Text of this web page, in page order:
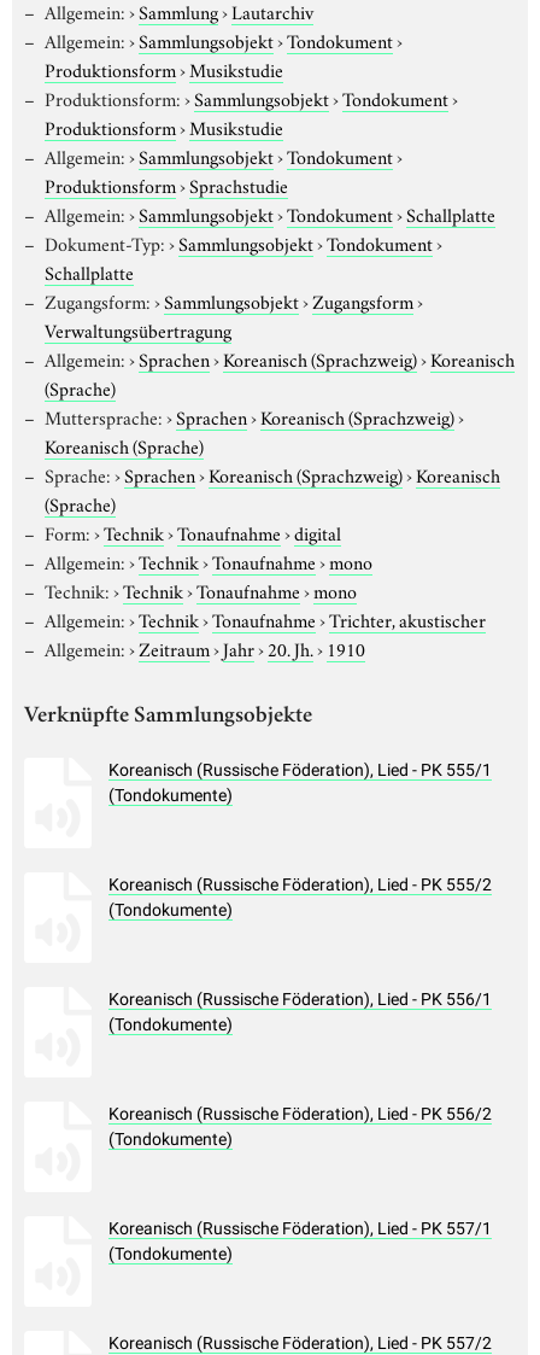
Allgemein:›Sammlung›Lautarchiv
Allgemein:›Sammlungsobjekt›Tondokument›
Produktionsform›Musikstudie
Produktionsform:›Sammlungsobjekt›Tondokument›
Produktionsform›Musikstudie
Allgemein:›Sammlungsobjekt›Tondokument›
Produktionsform›Sprachstudie
Allgemein:›Sammlungsobjekt›Tondokument›Schallplatte
Dokument-Typ:›Sammlungsobjekt›Tondokument›
Schallplatte
Zugangsform:›Sammlungsobjekt›Zugangsform›
Verwaltungsübertragung
Allgemein:›Sprachen›Koreanisch (Sprachzweig)›Koreanisch
(Sprache)
Muttersprache:›Sprachen›Koreanisch (Sprachzweig)›
Koreanisch (Sprache)
Sprache:›Sprachen›Koreanisch (Sprachzweig)›Koreanisch
(Sprache)
Form:›Technik›Tonaufnahme›digital
Allgemein:›Technik›Tonaufnahme›mono
Technik:›Technik›Tonaufnahme›mono
Allgemein:›Technik›Tonaufnahme›Trichter, akustischer
Allgemein:›Zeitraum›Jahr›20. Jh.› 1910
Verknüpfte Sammlungsobjekte
Koreanisch (Russische Föderation), Lied - PK 555/1
(Tondokumente)
Koreanisch (Russische Föderation), Lied - PK 555/2
(Tondokumente)
Koreanisch (Russische Föderation), Lied - PK 556/1
(Tondokumente)
Koreanisch (Russische Föderation), Lied - PK 556/2
(Tondokumente)
Koreanisch (Russische Föderation), Lied - PK 557/1
(Tondokumente)
Koreanisch (Russische Föderation), Lied - PK 557/2